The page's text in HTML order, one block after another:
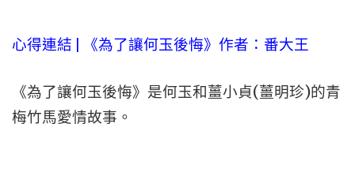
心得連結 | 《為了讓何玉後悔》作者：番大王
《為了讓何玉後悔》是何玉和薑小貞(薑明珍)的青
梅竹馬愛情故事。